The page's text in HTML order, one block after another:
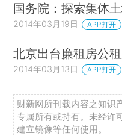
国务院：探索集体
2014年03月19日 APP打开
北京出台廉租房公
2014年03月13日 APP打开
财新网所刊载内容之知识
专属所有或持有。未经许
建立镜像等任何使用。